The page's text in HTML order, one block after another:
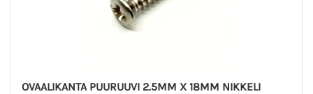
OVAALIKANTA PUURUUVI 2.5MM X 18MM NIKKELI